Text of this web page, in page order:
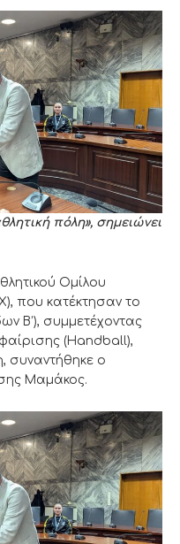
πόλη», σημειώνει
Ομίλου
που κατέκτησαν το
Β’), συμμετέχοντας
(Handball),
συναντήθηκε ο
Μαμάκος.